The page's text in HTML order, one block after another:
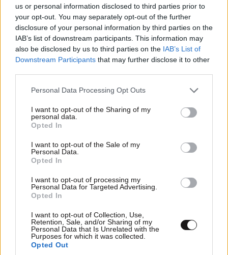
us or personal information disclosed to third parties prior to
your opt-out. You may separately opt-out of the further
disclosure of your personal information by third parties on the
IAB’s list of downstream participants. This information may
also be disclosed by us to third parties on the IAB’s List of
Downstream Participants that may further disclose it to other
Please note that this website/app uses one or more Google
not limited to your visit or usage behaviour. You may click to
grant or deny consent to Google and its third-party tags to
use your data for below specified purposes in below Google
consent section.
Personal Data Processing Opt Outs
I want to opt-out of the Sharing of my
personal data.
Opted In
I want to opt-out of the Sale of my
Personal Data.
Opted In
I want to opt-out of processing my
Personal Data for Targeted Advertising.
Opted In
I want to opt-out of Collection, Use,
Retention, Sale, and/or Sharing of my
Personal Data that Is Unrelated with the
Purposes for which it was collected.
Opted Out
30·07·2026 09:00
Ένα ελληνικό brand μόδας βρέθηκε στην
Eurovision 2026
29·06·2026
Eurovision»
ΠΕΡΙΣΣΟΤΕΡΑ ΑΠΟ ΤΟ LIFESTYLE